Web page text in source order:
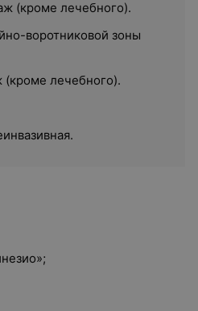
(кроме лечебного).
воротниковой зоны
лечебного).